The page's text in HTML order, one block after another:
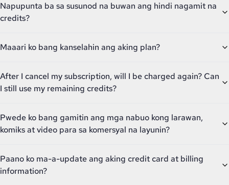
Napupunta ba sa susunod na buwan ang hindi nagamit na
credits?
Maaari ko bang kanselahin ang aking plan?
After I cancel my subscription, will I be charged again? Can
I still use my remaining credits?
Pwede ko bang gamitin ang mga nabuo kong larawan,
komiks at video para sa komersyal na layunin?
Paano ko ma-a-update ang aking credit card at billing
information?